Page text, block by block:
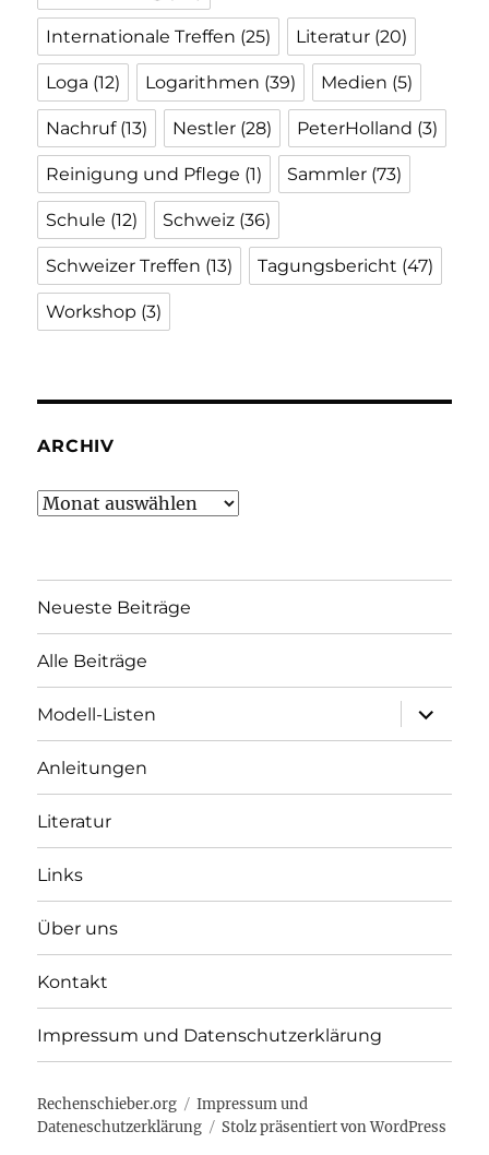
Internationale Treffen (25) Literatur (20)
Loga (12) Logarithmen (39) Medien (5)
Nachruf(13) Nestler (28) PeterHolland (3)
Reinigung und Pflege (1) Sammler (73)
Schule (12) Schweiz (36)
Schweizer Treffen (13) Tagungsbericht (47)
Workshop (3)
ARCHIV
Archiv
Neueste Beiträge
Alle Beiträge
Modell-Listen
öffnen
Anleitungen
Literatur
Links
Über uns
Kontakt
Impressum und Datenschutzerklärung
Rechenschieber.org
Impressum und
Dateneschutzerklärung
Stolz präsentiert von WordPress